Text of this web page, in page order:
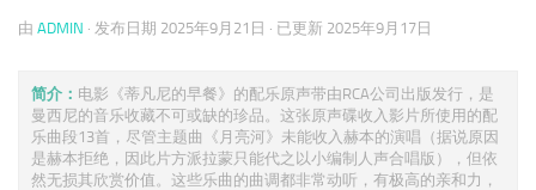
由 ADMIN · 发布日期 2025年9月21日 · 已更新 2025年9月17日
简介： 电影《蒂凡尼的早餐》的配乐原声带由RCA公司出版发行，是
曼西尼的音乐收藏不可或缺的珍品。这张原声碟收入影片所使用的配
乐曲段13首，尽管主题曲《月亮河》未能收入赫本的演唱（据说原因
是赫本拒绝，因此片方派拉蒙只能代之以小编制人声合唱版），但依
然无损其欣赏价值。这些乐曲的曲调都非常动听，有极高的亲和力，